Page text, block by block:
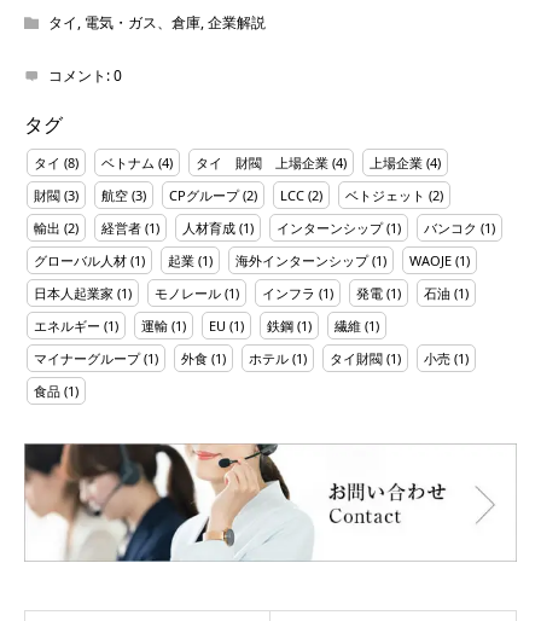
タイ, 電気・ガス、倉庫,企業解説
コメント:0
タグ
タイ (8) ベトナム (4) タイ 財閥 上場企業 (4) 上場企業 (4)
財閥 (3) 航空 (3) CPグループ(2) LCC (2) ベトジェット (2)
輸出 (2) 経営者 (1) 人材育成 (1) インターンシップ(1) バンコク (1)
グローバル人材 (1) 起業 (1) 海外インターンシップ(1) WAOJE (1)
日本人起業家 (1) モノレール (1) インフラ (1) 発電 (1) 石油 (1)
エネルギー (1) 運輸 (1) EU (1) 鉄鋼 (1) 繊維 (1)
マイナーグループ(1) 外食 (1) ホテル (1) タイ財閥 (1) 小売 (1)
食品 (1)